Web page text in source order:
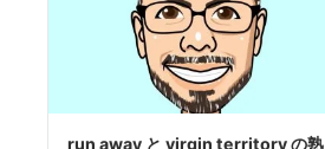
run away と virgin territory の熟